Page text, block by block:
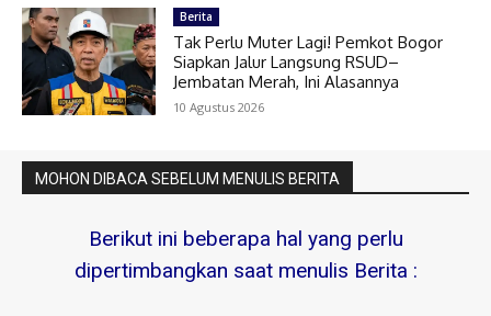
Berita
Tak Perlu Muter Lagi! Pemkot Bogor
Siapkan Jalur Langsung RSUD–
Jembatan Merah, Ini Alasannya
10 Agustus 2026
MOHON DIBACA SEBELUM MENULIS BERITA
Berikut ini beberapa hal yang perlu
dipertimbangkan saat menulis Berita :